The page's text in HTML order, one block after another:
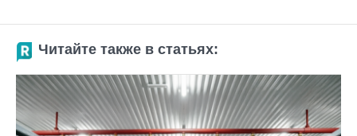
Читайте также в статьях: